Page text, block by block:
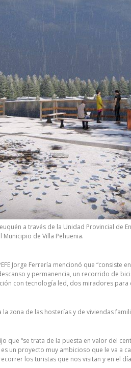
a través de la Unidad Provincial de
Municipio de Villa Pehuenia.
Jorge Ferrería mencionó que “consiste
y permanencia, un recorrido de
con tecnología led, dos miradores
zona de las hosterías y de viviendas
que “se trata de la puesta en valor del
un proyecto muy ambicioso que le va a
los turistas que nos visitan y en el